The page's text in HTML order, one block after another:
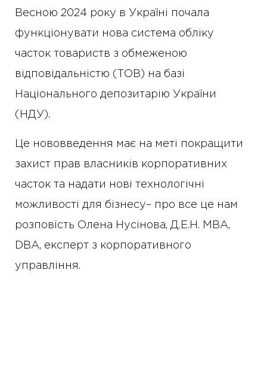
Весною 2024 року в Україні почала
функціонувати нова система обліку
часток товариств з обмеженою
відповідальністю (ТОВ) на базі
Національного депозитарію України
(НДУ).
Це нововведення має на меті покращити
захист прав власників корпоративних
часток та надати нові технологічні
можливості для бізнесу– про все це нам
розповість Олена Нусінова, Д.Е.Н. MBA,
DBA, експерт з корпоративного
управління.